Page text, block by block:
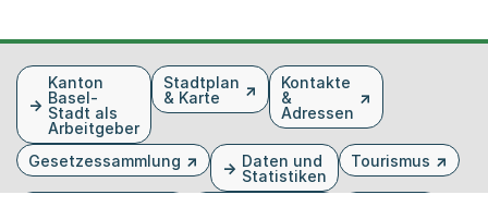
FusszeileKanton
Basel-
Stadt als
Arbeitgeber
Stadtplan
& Karte
Kontakte
&
Adressen
Gesetzessammlung
Daten und
Statistiken
Tourismus